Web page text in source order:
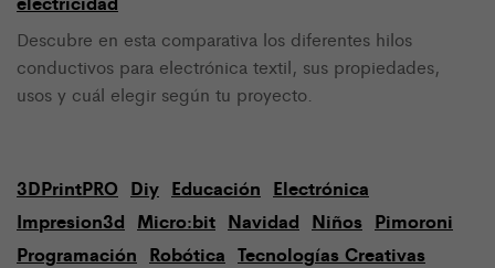
Descubre en esta comparativa los diferentes hilos
conductivos para electrónica textil, sus propiedades,
usos y cuál elegir según tu proyecto.
3DPrintPRO Diy Educación Electrónica
Impresion3d Micro:bit Navidad Niños Pimoroni
Programación Robótica Tecnologías Creativas